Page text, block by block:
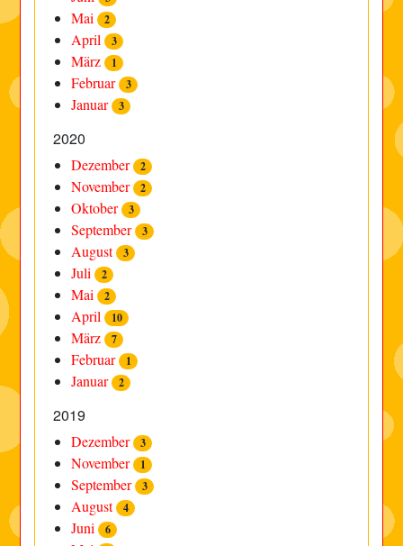
Mai 2
April 3
März 1
Februar 3
Januar 3
2020
Dezember 2
November 2
Oktober 3
September 3
August 3
Juli 2
Mai 2
April 10
März 7
Februar 1
Januar 2
2019
Dezember 3
November 1
September 3
August 4
Juni 6